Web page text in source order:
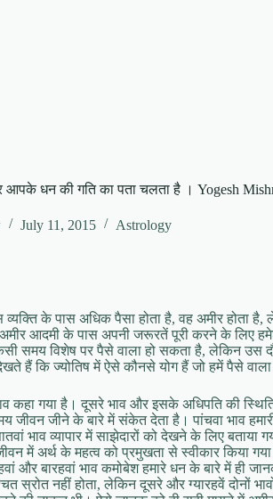
आपके धन की गति का पता चलता है । Yogesh
July 11, 2015 Astrology
के पास अधिक पैसा होता है, वह अमीर होता
आदमी के पास अपनी जरूरतें पूरी करने के लिए
समय विशेष पर पैसे वाला हो सकता है, लेकिन उस
हैं कि ज्‍योतिष में ऐसे कौनसे योग हैं जो हमें पैसे वाला
कहा गया है। दूसरे भाव और इसके अधिपति की
जीवन जीने के बारे में संकेत देता है। पांचवा भाव
भाव व्‍यापार में साझेदारों को देखने के लिए
में अर्थ के महत्‍व को प्रमुखता से स्‍वीकार किया
और बारहवां भाव कमोबेश हमारे धन के बारे में
स्रोत नहीं होता, लेकिन दूसरे और ग्‍यारहवें दोनों